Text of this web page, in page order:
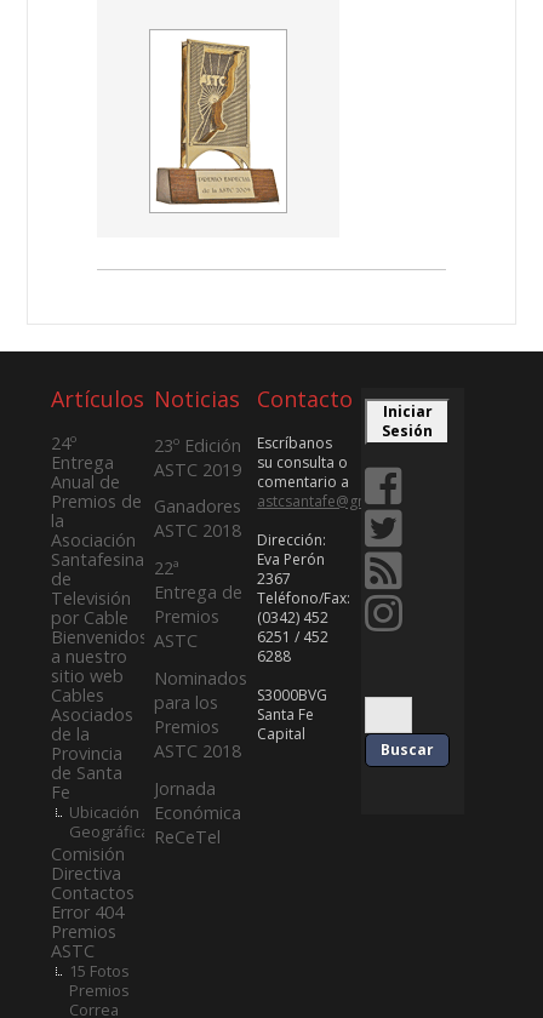
Artículos
24º
Entrega
Anual de
Premios de
la
Asociación
Santafesina
de
Televisión
por Cable
Bienvenidos
a nuestro
sitio web
Cables
Asociados
de la
Provincia
de Santa
Fe
Ubicación
Geográfica
Comisión
Directiva
Contactos
Error 404
Premios
ASTC
15 Fotos
Premios
Correa
Noticias
23º Edición
ASTC 2019
Ganadores
ASTC 2018
22ª
Entrega de
Premios
ASTC
Nominados
para los
Premios
ASTC 2018
Jornada
Económica
ReCeTel
Contacto
Escríbanos
su consulta o
comentario a
astcsantafe@gmail.com
Dirección:
Eva Perón
2367
Teléfono/Fax:
(0342) 452
6251 / 452
6288
S3000BVG
Santa Fe
Capital
Iniciar
Sesión